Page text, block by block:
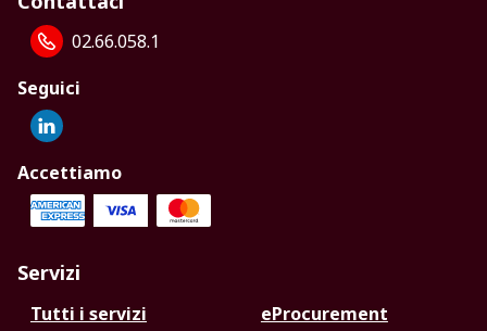
02.66.058.1
Seguici
Accettiamo
Servizi
Tutti i servizi
eProcurement